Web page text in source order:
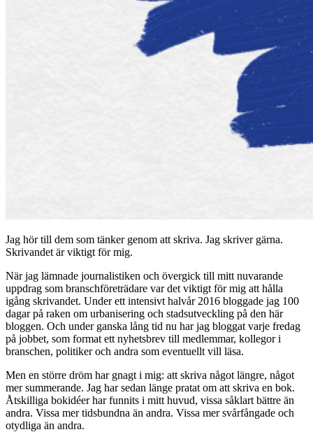
Jag hör till dem som tänker genom att skriva. Jag skriver gärna.
Skrivandet är viktigt för mig.
När jag lämnade journalistiken och övergick till mitt nuvarande
uppdrag som branschföreträdare var det viktigt för mig att hålla
igång skrivandet. Under ett intensivt halvår 2016 bloggade jag 100
dagar på raken om urbanisering och stadsutveckling på den här
bloggen. Och under ganska lång tid nu har jag bloggat varje fredag
på jobbet, som format ett nyhetsbrev till medlemmar, kollegor i
branschen, politiker och andra som eventuellt vill läsa.
Men en större dröm har gnagt i mig: att skriva något längre, något
mer summerande. Jag har sedan länge pratat om att skriva en bok.
Åtskilliga bokidéer har funnits i mitt huvud, vissa såklart bättre än
andra. Vissa mer tidsbundna än andra. Vissa mer svårfångade och
otydliga än andra.